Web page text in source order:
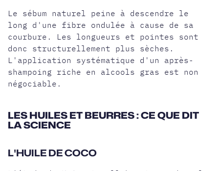
Le sébum naturel peine à descendre le
long d'une fibre ondulée à cause de sa
courbure. Les longueurs et pointes sont
donc structurellement plus sèches.
L'application systématique d'un après-
shampoing riche en alcools gras est non
négociable.
LES HUILES ET BEURRES : CE QUE DIT
LA SCIENCE
L'HUILE DE COCO